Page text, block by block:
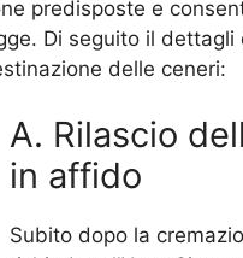
predisposte e
Di seguito il dettagli
delle ceneri:
A. Rilascio
in affido
Subito dopo la